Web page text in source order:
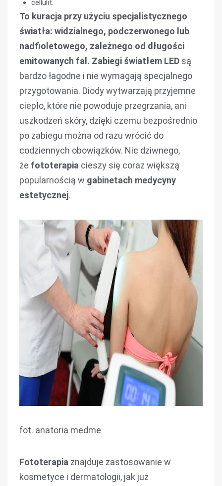
cellulit.
To kuracja przy użyciu specjalistycznego
światła: widzialnego, podczerwonego lub
nadfioletowego, zależnego od długości
emitowanych fal. Zabiegi światłem LED są
bardzo łagodne i nie wymagają specjalnego
przygotowania. Diody wytwarzają przyjemne
ciepło, które nie powoduje przegrzania, ani
uszkodzeń skóry, dzięki czemu bezpośrednio
po zabiegu można od razu wrócić do
codziennych obowiązków. Nic dziwnego,
że fototerapia cieszy się coraz większą
popularnością w gabinetach medycyny
estetycznej.
fot. anatoria medme
Fototerapia znajduje zastosowanie w
kosmetyce i dermatologii, jak już